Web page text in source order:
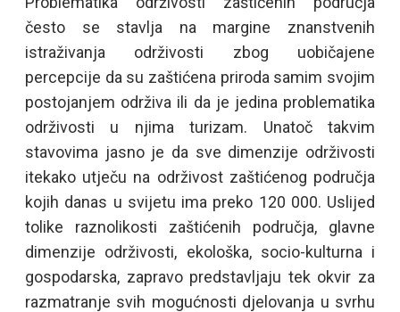
često se stavlja na margine znanstvenih
istraživanja održivosti zbog uobičajene
percepcije da su zaštićena priroda samim svojim
postojanjem održiva ili da je jedina problematika
održivosti u njima turizam. Unatoč takvim
stavovima jasno je da sve dimenzije održivosti
itekako utječu na održivost zaštićenog područja
kojih danas u svijetu ima preko 120 000. Uslijed
tolike raznolikosti zaštićenih područja, glavne
dimenzije održivosti, ekološka, socio-kulturna i
gospodarska, zapravo predstavljaju tek okvir za
razmatranje svih mogućnosti djelovanja u svrhu